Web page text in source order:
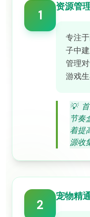
1
资源管
专注
子中
管理
游戏
💡
节奏
着提
源收
2
宠物精